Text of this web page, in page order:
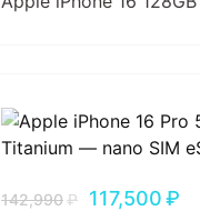
142,990₽ 117,500₽